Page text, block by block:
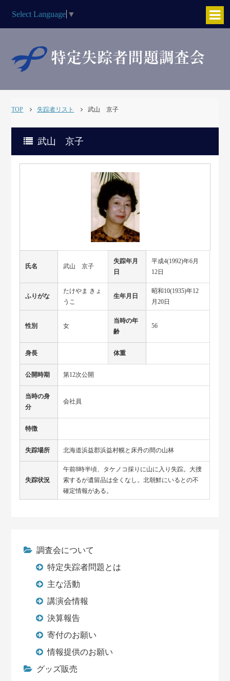
Select Language ▼
TOP 失踪者リスト 武山 京子
武山 京子
氏名 武山 京子
失踪年月
日
平成4(1992)年6月
12日
ふりがな
たけやま きょ
うこ
生年月日
昭和10(1935)年12
月20日
性別 女
当時の年
齢
56
身長 体重
公開時期 第12次公開
当時の身
分
会社員
特徴
失踪場所 北海道浜益郡浜益村幌と床丹の間の山林
失踪状況
午前8時半頃、タケノコ採りに山に入り失踪。大捜
索するが遺留品は全くなし。北朝鮮にいるとの不
確定情報がある。
調査会について
特定失踪者問題とは
主な活動
講演会情報
決算報告
寄付のお願い
情報提供のお願い
グッズ販売